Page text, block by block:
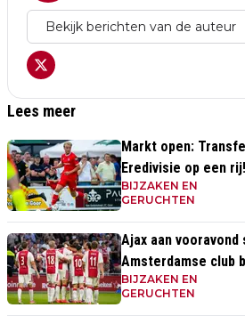
Bekijk berichten van de auteur
Lees meer
Markt open:
Eredivisie op een rij!
BIJZAKEN EN
GERUCHTEN
Ajax aan
Amsterdamse club
zege
BIJZAKEN EN
GERUCHTEN